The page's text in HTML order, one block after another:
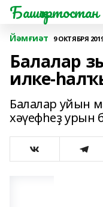
Башҡортостан
Йәмғиәт 9 ОКТЯБРЯ
Балалар
илке-
Балалар уйын
хәүефһеҙ урын